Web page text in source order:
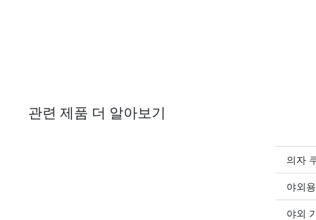
관련 제품 더 알아보기
의자
야외
야외